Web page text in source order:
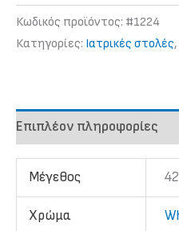
Κωδικός προϊόντος: #1224
Κατηγορίες: Iατρικές στολές,
Επιπλέον πληροφορίες
Μέγεθος
Χρώμα